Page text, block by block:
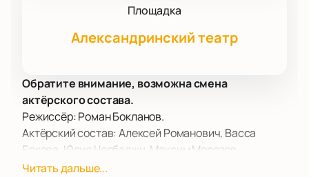
Площадка
Александринский театр
Обратите внимание, возможна смена
актёрского состава.
Режиссёр: Роман Бокланов.
Актёрский состав: Алексей Романович, Васса
Бокова, Юлия Чербаджи, Максим Морозов.
Спектакль «Лина-Марлина» в Александринском
Читать дальше...